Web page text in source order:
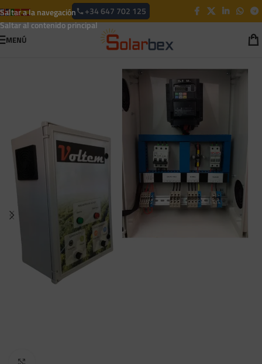
Saltar a la navegación
Saltar al contenido principal
+34 647 702 125
MENÚ